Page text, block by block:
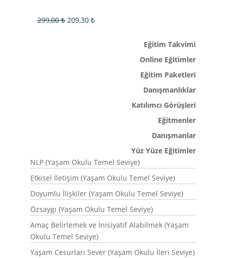
299,00₺ Orijinal
209,30 ₺Şu
Eğitim Takvimi
Online Eğitimler
Eğitim Paketleri
Danışmanlıklar
Katılımcı Görüşleri
Eğitmenler
Danışmanlar
Yüz Yüze Eğitimler
NLP (Yaşam Okulu Temel Seviye)
Etkisel İletişim (Yaşam Okulu Temel Seviye)
Doyumlu İlişkiler (Yaşam Okulu Temel Seviye)
Özsaygı (Yaşam Okulu Temel Seviye)
Amaç Belirlemek ve İnisiyatif Alabilmek (Yaşam
Okulu Temel Seviye)
Yaşam Cesurları Sever (Yaşam Okulu İleri Seviye)